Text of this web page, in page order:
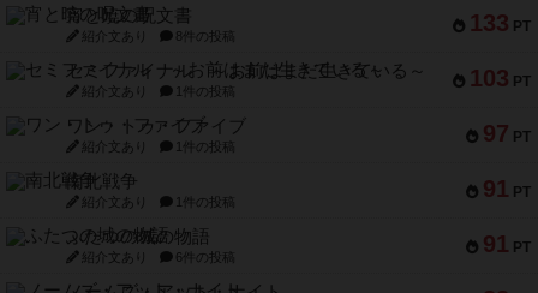
133 PT
宵と暁の呪文書
紹介文あり 8件の投稿
103 PT
セミファイナル ～お前はまだ生きている～
紹介文あり 1件の投稿
97 PT
ワン・トゥ・ファイブ
紹介文あり 1件の投稿
91 PT
南北戦争
紹介文あり 1件の投稿
91 PT
ふたつの城の物語
紹介文あり 6件の投稿